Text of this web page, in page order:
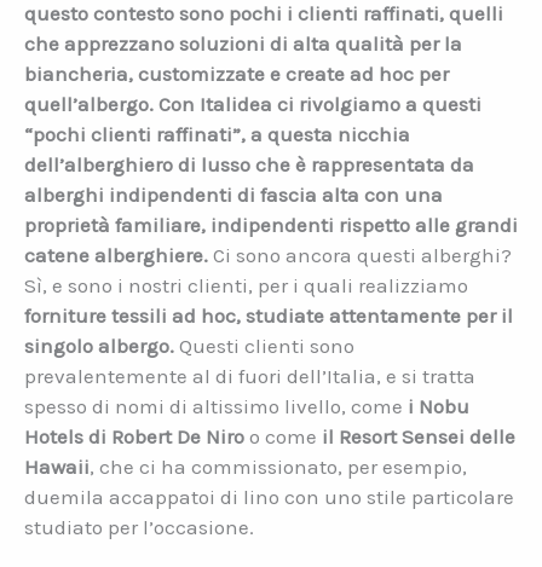
questo contesto sono pochi i clienti raffinati, quelli
che apprezzano soluzioni di alta qualità per la
biancheria, customizzate e create ad hoc per
quell’albergo. Con Italidea ci rivolgiamo a questi
“pochi clienti raffinati”, a questa nicchia
dell’alberghiero di lusso che è rappresentata da
alberghi indipendenti di fascia alta con una
proprietà familiare, indipendenti rispetto alle grandi
catene alberghiere. Ci sono ancora questi alberghi?
Sì, e sono i nostri clienti, per i quali realizziamo
forniture tessili ad hoc, studiate attentamente per il
singolo albergo. Questi clienti sono
prevalentemente al di fuori dell’Italia, e si tratta
spesso di nomi di altissimo livello, come i Nobu
Hotels di Robert De Niro o come il Resort Sensei delle
Hawaii, che ci ha commissionato, per esempio,
duemila accappatoi di lino con uno stile particolare
studiato per l’occasione.